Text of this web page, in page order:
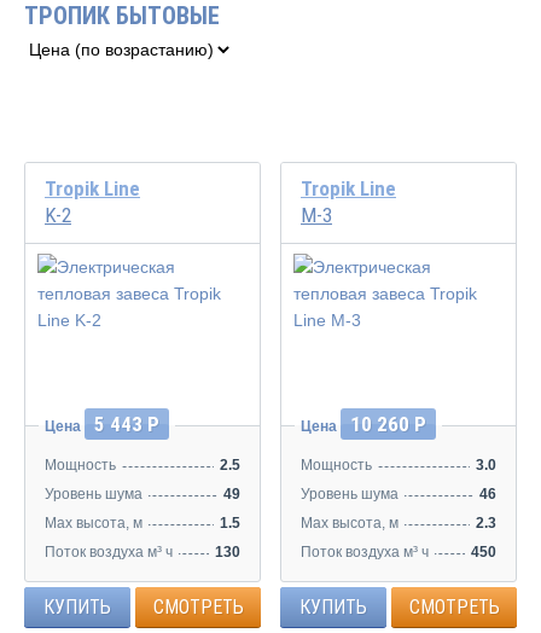
ТРОПИК БЫТОВЫЕ
Tropik Line
K-2
Цена 5 443 Р
Мощность
2.5
Уровень шума
49
Max высота, м
1.5
Поток воздуха м³ ч
130
КУПИТЬ СМОТРЕТЬ
Tropik Line
M-3
Цена 10 260 Р
Мощность
3.0
Уровень шума
46
Max высота, м
2.3
Поток воздуха м³ ч
450
КУПИТЬ СМОТРЕТЬ